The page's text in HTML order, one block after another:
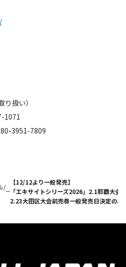
扱い）
1071
3951-7809
/
【12/12より一般発売】
「エキサイトシリーズ2026」2.1那覇大会
2.23大田区大会前売券一般発売日決定のお